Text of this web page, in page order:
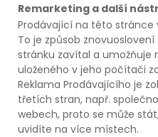
Remarketing a další
Prodávající na této stránce
To je způsob
stránku zavítal a umožňuje
uloženého v jeho počítači
Reklama Prodávajícího je
třetích stran, např.
webech, proto se může
uvidíte na více místech.